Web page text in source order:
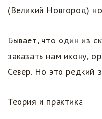
(Великий Новгород)
Бывает, что один из
заказать нам икону,
Север. Но это редкий
Теория и практика